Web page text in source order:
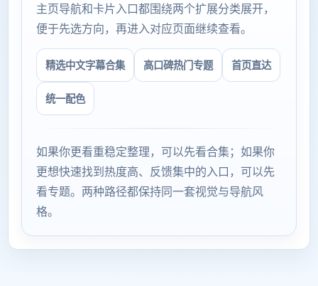
主页导航和卡片入口都围绕两个扩展分类展开，
便于先选方向，再进入对应页面继续查看。
精选中文字幕合集 高口碑热门专题 首页直达
统一配色
如果你更看重稳定整理，可以先看合集；如果你
更想快速找到热度高、反馈集中的入口，可以先
看专题。两种路径都保持同一套视觉与导航风
格。